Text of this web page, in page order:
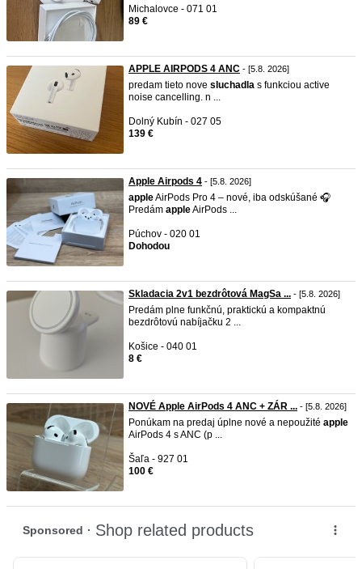
Michalovce - 071 01
89 €
APPLE AIRPODS 4 ANC - [5.8. 2026]
predam tieto nove sluchadla s funkciou active
noise cancelling. n ...
Dolný Kubín - 027 05
139 €
Apple Airpods 4 - [5.8. 2026]
appleAirPods Pro 4 – nové, iba odskúšané 🎧
Predám appleAirPods ...
Púchov - 020 01
Dohodou
Skladacia 2v1 bezdrôtová MagSa ... - [5.8. 2026]
Predám plne funkčnú, praktickú a kompaktnú
bezdrôtovú nabíjačku 2 ...
Košice - 040 01
8 €
NOVÉ Apple AirPods 4 ANC + ZÁR ... - [5.8. 2026]
Ponúkam na predaj úplne nové a nepoužité apple
AirPods 4 s ANC (p ...
Šaľa - 927 01
100 €